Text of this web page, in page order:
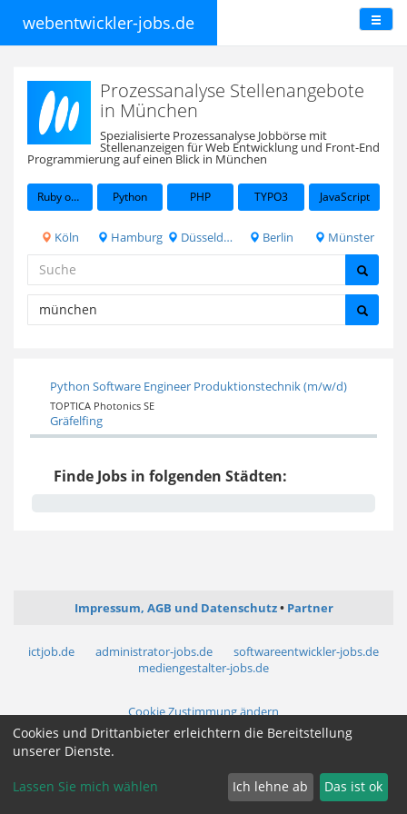
webentwickler-jobs.de
Prozessanalyse Stellenangebote
in München
Spezialisierte Prozessanalyse Jobbörse mit
Stellenanzeigen für Web Entwicklung und Front-End
Programmierung auf einen Blick in München
Ruby on Rails Python PHP TYPO3 JavaScript
Köln Hamburg Düsseldorf Berlin Münster
Python Software Engineer Produktionstechnik (m/w/d)
TOPTICA Photonics SE
Gräfelfing
Finde Jobs in folgenden Städten:
Impressum, AGB und Datenschutz Partner
ictjob.de administrator-jobs.de
softwareentwickler-jobs.de
mediengestalter-jobs.de
Cookie Zustimmung ändern
Cookies und Drittanbieter erleichtern die Bereitstellung
unserer Dienste.
Lassen Sie mich wählen Ich lehne ab Das ist ok